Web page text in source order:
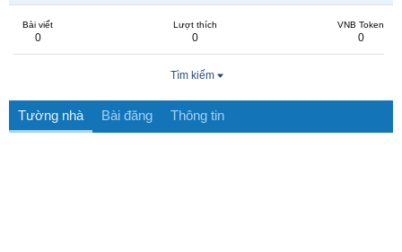
Bài viết
0
Lượt thích
0
VNB Token
0
Tìm kiếm
Tường nhà Bài đăng Thông tin